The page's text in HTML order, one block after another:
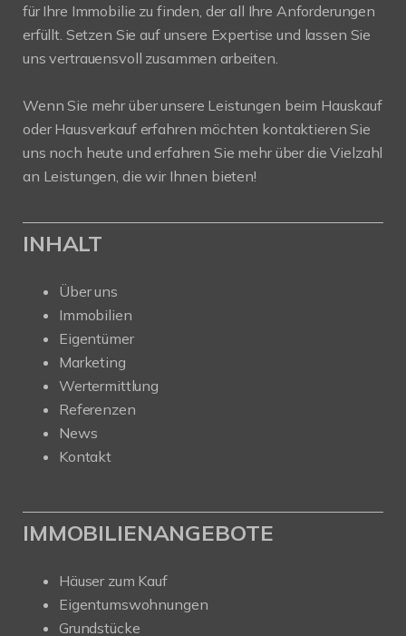
für Ihre Immobilie zu finden, der all Ihre Anforderungen
erfüllt. Setzen Sie auf unsere Expertise und lassen Sie
uns vertrauensvoll zusammen arbeiten.
Wenn Sie mehr über unsere Leistungen beim Hauskauf
oder Hausverkauf erfahren möchten kontaktieren Sie
uns noch heute und erfahren Sie mehr über die Vielzahl
an Leistungen, die wir Ihnen bieten!
INHALT
Über uns
Immobilien
Eigentümer
Marketing
Wertermittlung
Referenzen
News
Kontakt
IMMOBILIENANGEBOTE
Häuser zum Kauf
Eigentumswohnungen
Grundstücke